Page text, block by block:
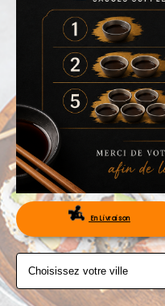
LA CARTE
VOTRE COMPTE
NOTRE RESTAURANT
VOS AVIS
MENTIONS LÉGALES
C.G.V
RÉSERVATIONEn Livraison